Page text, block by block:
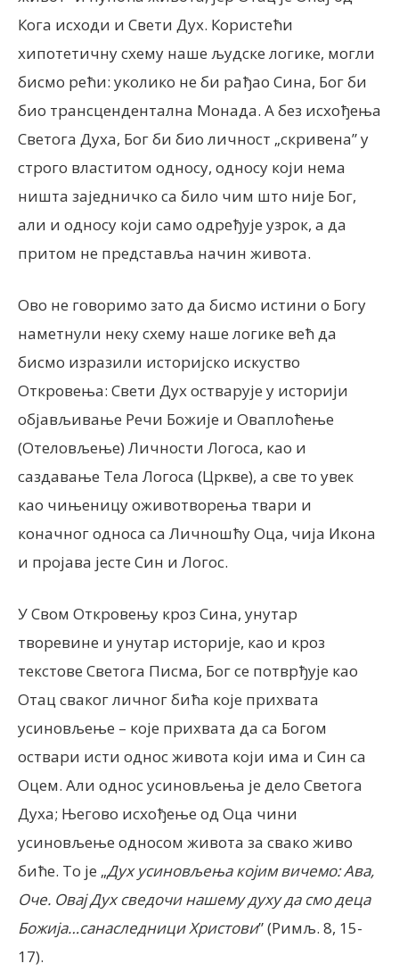
Кога исходи и Свети Дух. Користећи
хипотетичну схему наше људске логике, могли
бисмо рећи: уколико не би рађао Сина, Бог би
био трансцендентална Монада. А без исхођења
Светога Духа, Бог би био личност „скривена” у
строго властитом односу, односу који нема
ништа заједничко са било чим што није Бог,
али и односу који само одређује узрок, а да
притом не представља начин живота.
Ово не говоримо зато да бисмо истини о Богу
наметнули неку схему наше логике већ да
бисмо изразили историјско искуство
Откровења: Свети Дух остварује у историји
објављивање Речи Божије и Оваплоћење
(Отеловљење) Личности Логоса, као и
саздавање Тела Логоса (Цркве), а све то увек
као чињеницу оживотворења твари и
коначног односа са Личношћу Оца, чија Икона
и пројава јесте Син и Логос.
У Свом Откровењу кроз Сина, унутар
творевине и унутар историје, као и кроз
текстове Светога Писма, Бог се потврђује као
Отац сваког личног бића које прихвата
усиновљење – које прихвата да са Богом
оствари исти однос живота који има и Син са
Оцем. Али однос усиновљења је дело Светога
Духа; Његово исхођење од Оца чини
усиновљење односом живота за свако живо
биће. То је „Дух усиновљења којим вичемо: Ава,
Оче. Овај Дух сведочи нашему духу да смо деца
Божија…санаследници Христови” (Римљ. 8, 15-
17).